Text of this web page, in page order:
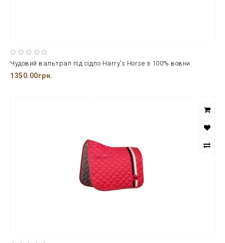
Чудовий вальтрап під сідло Harry's Horse з 100% вовни
1350.00грн.